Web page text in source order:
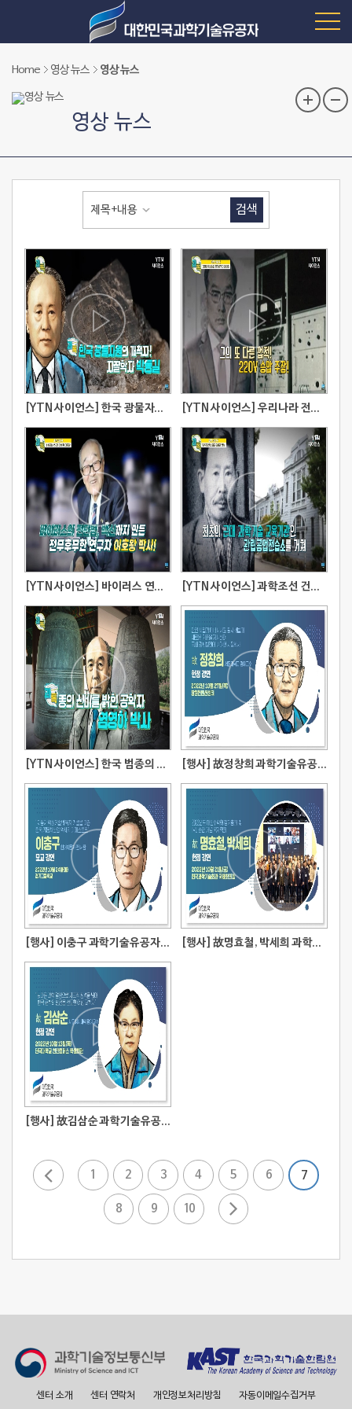
Home 영상 뉴스 영상 뉴스
영상 뉴스
제목+내용 검색
[YTN 사이언스] 한국 광물자원의 개척자! 박동길 [YTN 사이언스] 우리나라 전기공학의 선구자, 한만춘
[YTN 사이언스] 바이러스 연구의 아버지 이호왕 박사 [YTN 사이언스] 과학조선 건설을 꿈꾼 김용관 선생
[YTN 사이언스] 한국 범종의 신비를 밝힌 공학자 염영하 [행사] 故정창희 과학기술유공자 헌정강연
[행사] 이충구 과학기술유공자 모교강연 [행사] 故명효철, 박세희 과학기술유공자 헌정강연
[행사] 故김삼순 과학기술유공자 헌정강연
1 2 3 4 5 6 7
8 9 10
센터 소개 센터 연락처 개인정보처리방침 자동이메일수집거부